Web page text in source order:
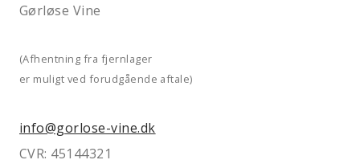
Gørløse Vine
(Afhentning fra fjernlager
er muligt ved forudgående aftale)
info@gorlose-vine.dk
CVR: 45144321